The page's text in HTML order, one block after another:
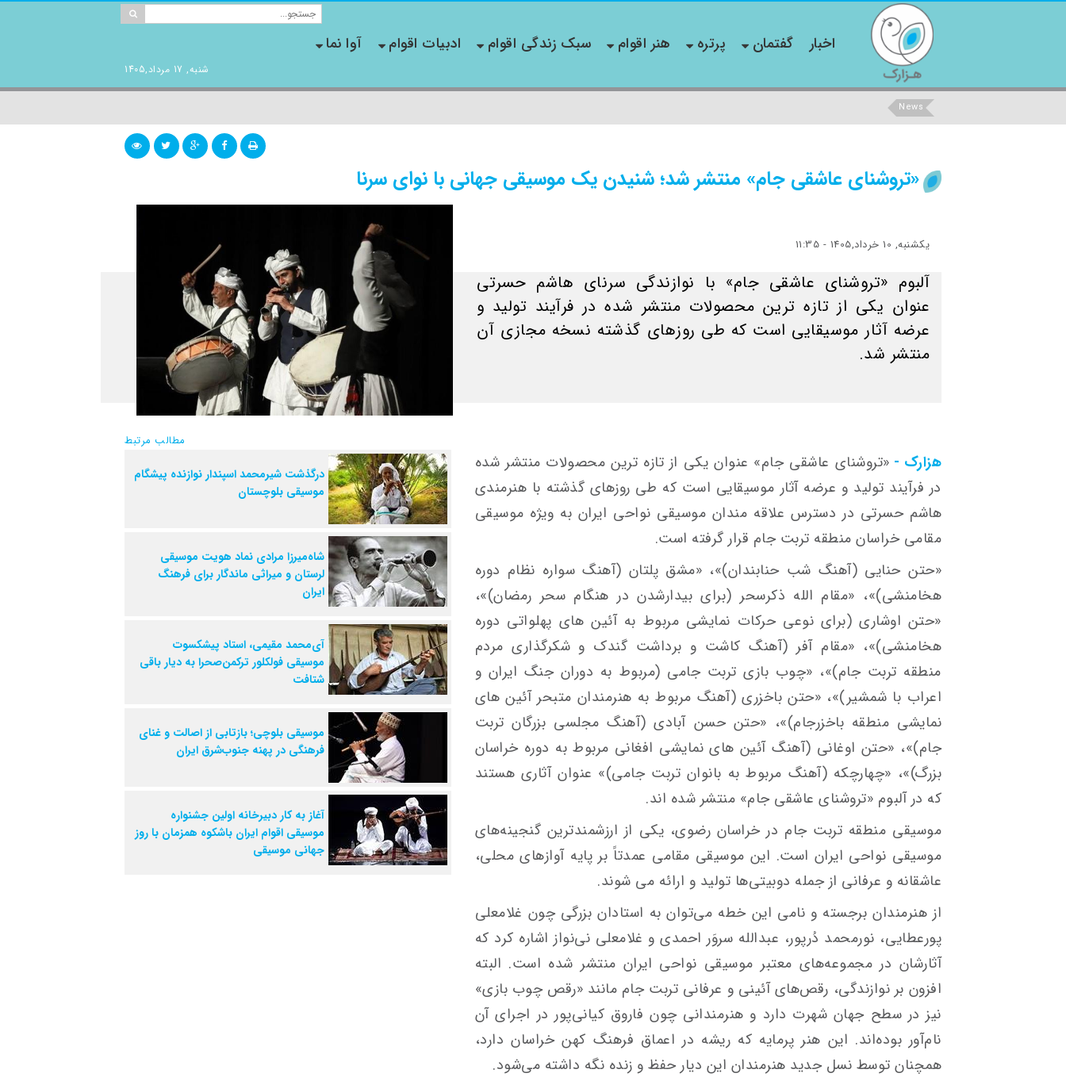
شنبه, 17 مرداد,1405
اخبار گفتمان پرتره هنر اقوام سبک زندگی اقوام ادبیات اقوام آوا نما
News
«تروشنای عاشقی جام» منتشر شد؛ شنیدن یک موسیقی جهانی با نوای سرنا
یکشنبه, 10 خرداد,1405 - 11:35
آلبوم «تروشنای عاشقی جام» با نوازندگی سرنای هاشم حسرتی
عنوان یکی از تازه ترین محصولات منتشر شده در فرآیند تولید و
عرضه آثار موسیقایی است که طی روزهای گذشته نسخه مجازی آن
منتشر شد.
هزارک - «تروشنای عاشقی جام» عنوان یکی از تازه ترین محصولات منتشر شده
در فرآیند تولید و عرضه آثار موسیقایی است که طی روزهای گذشته با هنرمندی
هاشم حسرتی در دسترس علاقه مندان موسیقی نواحی ایران به ویژه موسیقی
مقامی خراسان منطقه تربت جام قرار گرفته است.
«حتن حنایی (آهنگ شب حنابندان)»، «مشق پلتان (آهنگ سواره نظام دوره
هخامنشی)»، «مقام الله ذکرسحر (برای بیدارشدن در هنگام سحر رمضان)»،
«حتن اوشاری (برای نوعی حرکات نمایشی مربوط به آئین های پهلواتی دوره
هخامنشی)»، «مقام آفر (آهنگ کاشت و برداشت گندک و شکرگذاری مردم
منطقه تربت جام)»، «چوب بازی تربت جامی (مربوط به دوران جنگ ایران و
اعراب با شمشیر)»، «حتن باخزری (آهنگ مربوط به هنرمندان متبحر آئین های
نمایشی منطقه باخزرجام)»، «حتن حسن آبادی (آهنگ مجلسی بزرگان تربت
جام)»، «حتن اوغانی (آهنگ آئین های نمایشی افغانی مربوط به دوره خراسان
بزرگ)»، «چهارچکه (آهنگ مربوط به بانوان تربت جامی)» عنوان آثاری هستند
که در آلبوم «تروشنای عاشقی جام» منتشر شده اند.
موسیقی منطقه تربت جام در خراسان رضوی، یکی از ارزشمندترین گنجینه‌های
موسیقی نواحی ایران است. این موسیقی مقامی عمدتاً بر پایه آوازهای محلی،
عاشقانه و عرفانی از جمله دوبیتی‌ها تولید و ارائه می شوند.
از هنرمندان برجسته و نامی این خطه می‌توان به استادان بزرگی چون غلامعلی
پورعطایی، نورمحمد دُرپور، عبدالله سروَر احمدی و غلامعلی نی‌نواز اشاره کرد که
آثارشان در مجموعه‌های معتبر موسیقی نواحی ایران منتشر شده است. البته
افزون بر نوازندگی، رقص‌های آئینی و عرفانی تربت جام مانند «رقص چوب بازی»
نیز در سطح جهان شهرت دارد و هنرمندانی چون فاروق کیانی‌پور در اجرای آن
نام‌آور بوده‌اند. این هنر پرمایه که ریشه در اعماق فرهنگ کهن خراسان دارد،
همچنان توسط نسل جدید هنرمندان این دیار حفظ و زنده نگه داشته می‌شود.
مطالب مرتبط
درگذشت شیرمحمد اسپندار نوازنده پیشگام
موسیقی بلوچستان
شاه‌میرزا مرادی نماد هویت موسیقی
لرستان و میراثی ماندگار برای فرهنگ
ایران
آی‌محمد مقیمی، استاد پیشکسوت
موسیقی فولکلور ترکمن‌صحرا به دیار باقی
شتافت
موسیقی بلوچی؛ بازتابی از اصالت و غنای
فرهنگی در پهنه جنوب‌شرق ایران
آغاز به کار دبیرخانه اولین جشنواره
موسیقی اقوام ایران باشکوه همزمان با روز
جهانی موسیقی